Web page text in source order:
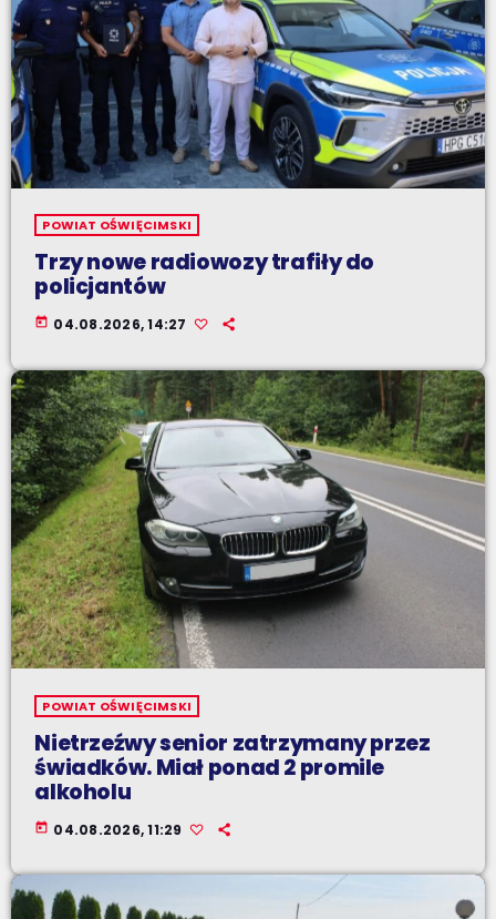
POWIAT OŚWIĘCIMSKI
Trzy nowe radiowozy trafiły do
policjantów
today 04.08.2026, 14:27
POWIAT OŚWIĘCIMSKI
Nietrzeźwy senior zatrzymany przez
świadków. Miał ponad 2 promile
alkoholu
today 04.08.2026, 11:29